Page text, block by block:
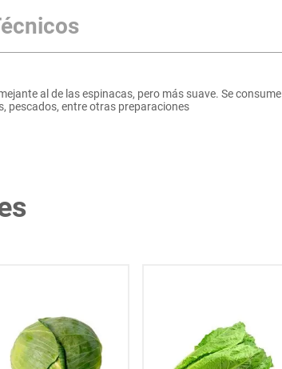
al de las espinacas, pero más suave. Se consume
pescados, entre otras preparaciones